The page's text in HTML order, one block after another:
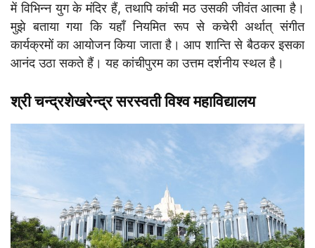
में विभिन्न युग के मंदिर हैं, तथापि कांची मठ उसकी जीवंत आत्मा है।
मुझे बताया गया कि यहाँ नियमित रूप से कचेरी अर्थात् संगीत
कार्यक्रमों का आयोजन किया जाता है। आप शान्ति से बैठकर इसका
आनंद उठा सकते हैं। यह कांचीपुरम का उत्तम दर्शनीय स्थल है।
श्री चन्द्रशेखरेन्द्र सरस्वती विश्व महाविद्यालय